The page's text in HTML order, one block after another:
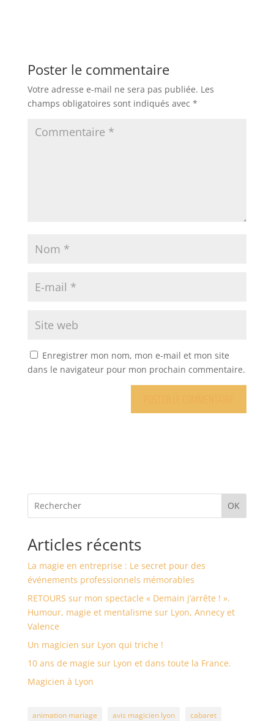
Poster le commentaire
Votre adresse e-mail ne sera pas publiée. Les
champs obligatoires sont indiqués avec *
Enregistrer mon nom, mon e-mail et mon site
dans le navigateur pour mon prochain commentaire.
OK
Articles récents
La magie en entreprise : Le secret pour des
événements professionnels mémorables
RETOURS sur mon spectacle « Demain j’arrête ! ».
Humour, magie et mentalisme sur Lyon, Annecy et
Valence
Un magicien sur Lyon qui triche !
10 ans de magie sur Lyon et dans toute la France.
Magicien à Lyon
animation mariage avis magicien lyon
cabaret